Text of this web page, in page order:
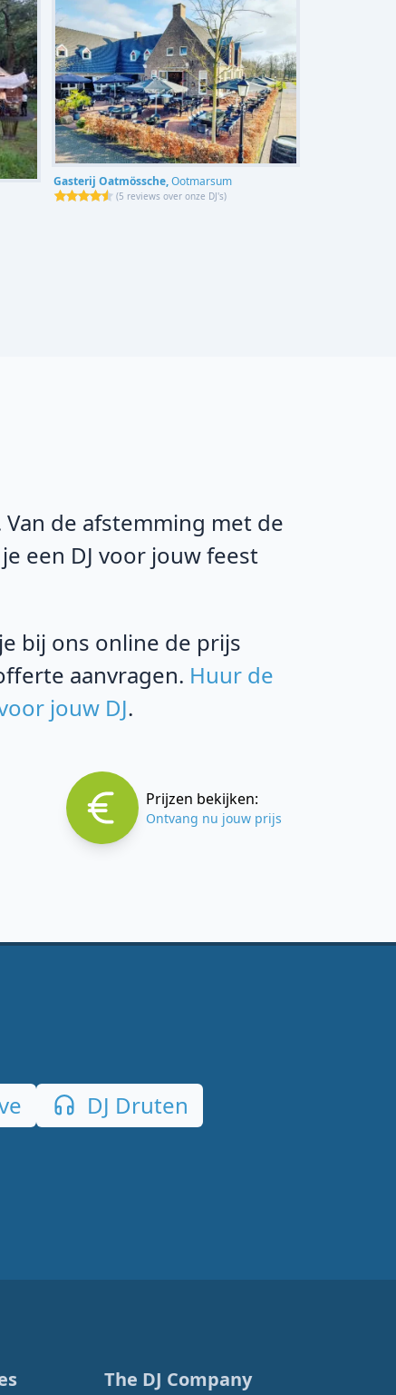
Gasterij Oatmössche,Ootmarsum
(5 reviews over onze DJ's)
de afstemming met de
een DJ voor jouw feest
bij ons online de prijs
aanvragen. Huur de
jouw DJ.
Prijzen bekijken:
Ontvang nu jouw prijs
DJ Druten
The DJ Company